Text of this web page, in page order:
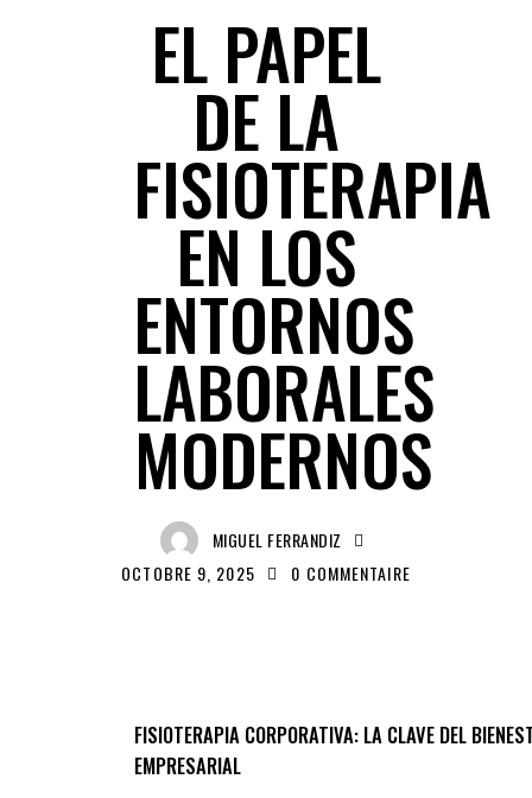
EL PAPEL
DE LA
FISIOTERAPIA
EN LOS
ENTORNOS
LABORALES
MODERNOS
MIGUEL FERRANDIZ
OCTOBRE 9, 2025
0 COMMENTAIRE
FISIOTERAPIA CORPORATIVA: LA CLAVE DEL
EMPRESARIAL